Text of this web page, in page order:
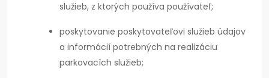
služieb, z ktorých používa používateľ;
poskytovanie poskytovateľovi služieb údajov
a informácií potrebných na realizáciu
parkovacích služieb;